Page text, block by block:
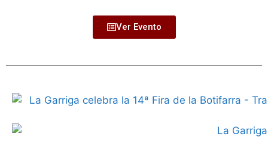
Ver Evento